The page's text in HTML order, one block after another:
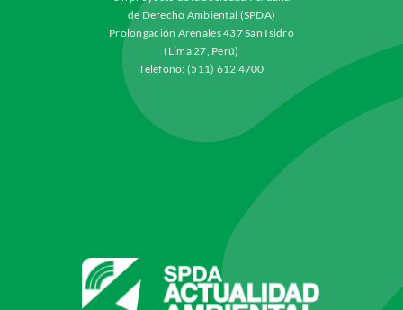
de Derecho Ambiental (SPDA)
Prolongación Arenales 437 San Isidro
(Lima 27, Perú)
Teléfono: (511) 612 4700